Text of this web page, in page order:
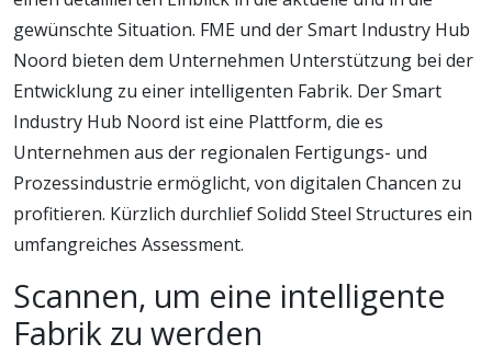
gewünschte Situation. FME und der Smart Industry Hub
Noord bieten dem Unternehmen Unterstützung bei der
Entwicklung zu einer intelligenten Fabrik. Der Smart
Industry Hub Noord ist eine Plattform, die es
Unternehmen aus der regionalen Fertigungs- und
Prozessindustrie ermöglicht, von digitalen Chancen zu
profitieren. Kürzlich durchlief Solidd Steel Structures ein
umfangreiches Assessment.
Scannen, um eine intelligente
Fabrik zu werden